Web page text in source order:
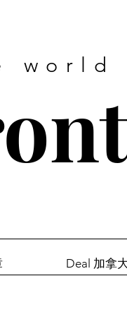
world
Deal 加拿